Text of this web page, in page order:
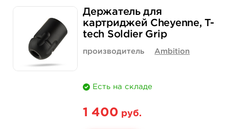
Количество
150 руб.
купить нет на складе
Держатель для
картриджей Cheyenne, T-
tech Soldier Grip
производитель Ambition
Есть на складе
1 400 руб.